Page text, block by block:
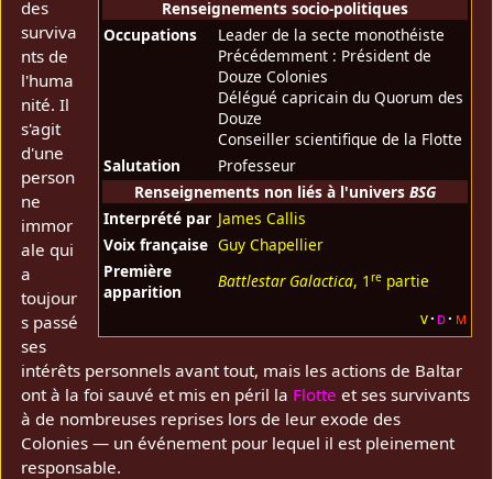
Renseignements socio-politiques
Occupations
Leader de la secte monothéiste
Précédemment : Président de
Douze Colonies
Délégué capricain du Quorum des
Douze
Conseiller scientifique de la Flotte
Salutation
Professeur
Renseignements non liés à l'univers BSG
Interprété par James Callis
Voix française Guy Chapellier
Première
apparition
Battlestar Galactica, 1 repartie
v d m
des
surviva
nts de
l'huma
nité. Il
s'agit
d'une
person
ne
immor
ale qui
a
toujour
s passé
ses
intérêts personnels avant tout, mais les actions de Baltar
ont à la foi sauvé et mis en péril la Flotte et ses survivants
à de nombreuses reprises lors de leur exode des
Colonies — un événement pour lequel il est pleinement
responsable.